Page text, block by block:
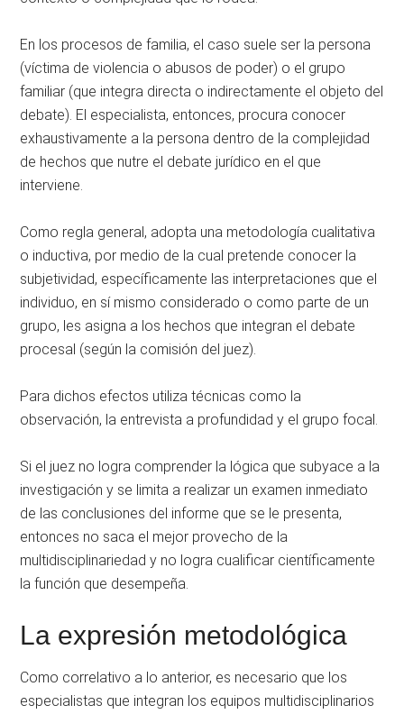
En los procesos de familia, el caso suele ser la persona
(víctima de violencia o abusos de poder) o el grupo
familiar (que integra directa o indirectamente el objeto del
debate). El especialista, entonces, procura conocer
exhaustivamente a la persona dentro de la complejidad
de hechos que nutre el debate jurídico en el que
interviene.
Como regla general, adopta una metodología cualitativa
o inductiva, por medio de la cual pretende conocer la
subjetividad, específicamente las interpretaciones que el
individuo, en sí mismo considerado o como parte de un
grupo, les asigna a los hechos que integran el debate
procesal (según la comisión del juez).
Para dichos efectos utiliza técnicas como la
observación, la entrevista a profundidad y el grupo focal.
Si el juez no logra comprender la lógica que subyace a la
investigación y se limita a realizar un examen inmediato
de las conclusiones del informe que se le presenta,
entonces no saca el mejor provecho de la
multidisciplinariedad y no logra cualificar científicamente
la función que desempeña.
La expresión metodológica
Como correlativo a lo anterior, es necesario que los
especialistas que integran los equipos multidisciplinarios